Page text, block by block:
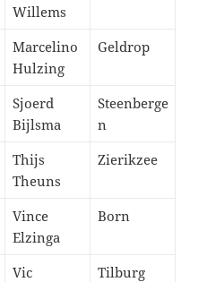
Willems
Marcelino
Hulzing
Geldrop
Sjoerd
Bijlsma
Steenberge
n
Thijs
Theuns
Zierikzee
Vince
Elzinga
Born
Vic
Tilburg